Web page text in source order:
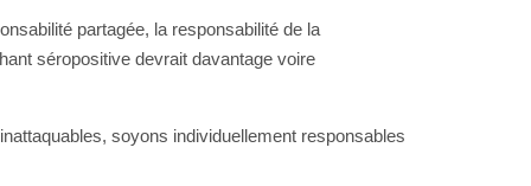
partagée, la responsabilité de la
séropositive devrait davantage voire
soyons individuellement responsables